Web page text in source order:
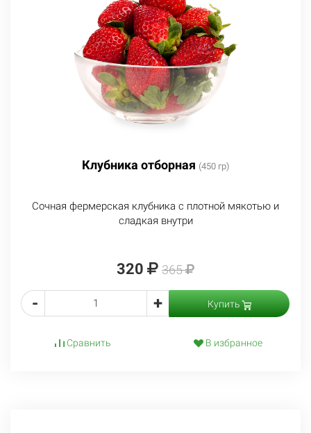
Клубника отборная (450 гр)
Сочная фермерская клубника с плотной мякотью и
сладкая внутри
320 365
- + Купить
Сравнить В избранное